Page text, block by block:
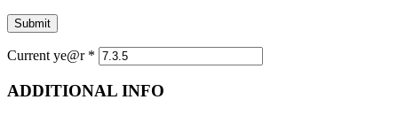
Current ye@r *
ADDITIONAL INFO